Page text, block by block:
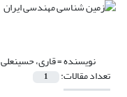
نویسنده =قاری، حسینعلی
تعداد مقالات: 1